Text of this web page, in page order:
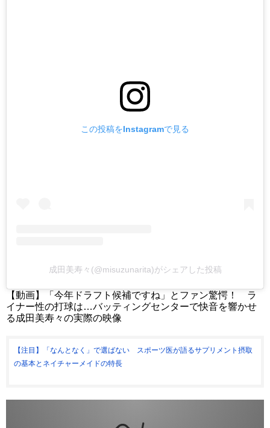
この投稿をInstagramで見る
成田美寿々(@misuzunarita)がシェアした投稿
【動画】「今年ドラフト候補ですね」とファン驚愕！ ラ
イナー性の打球は…バッティングセンターで快音を響かせ
る成田美寿々の実際の映像
【注目】「なんとなく」で選ばない スポーツ医が語るサプリメント摂取
の基本とネイチャーメイドの特長